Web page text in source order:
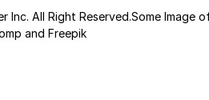
All Right Reserved.Some Image
and Freepik